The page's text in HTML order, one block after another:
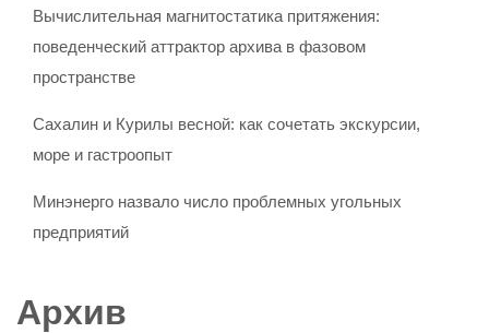
Вычислительная магнитостатика притяжения:
поведенческий аттрактор архива в фазовом
пространстве
Сахалин и Курилы весной: как сочетать экскурсии,
море и гастроопыт
Минэнерго назвало число проблемных угольных
предприятий
Архив